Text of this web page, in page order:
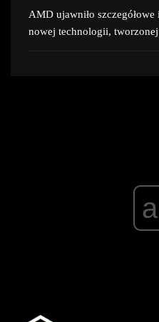
AMD ujawniło
nowej technologii,